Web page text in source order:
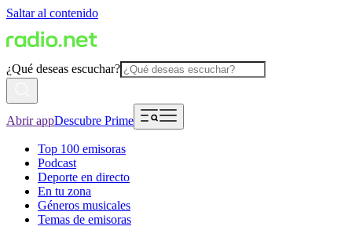
Saltar al contenido
¿Qué deseas escuchar?
Abrir appDescubre Prime
Top 100 emisoras
Podcast
Deporte en directo
En tu zona
Géneros musicales
Temas de emisoras